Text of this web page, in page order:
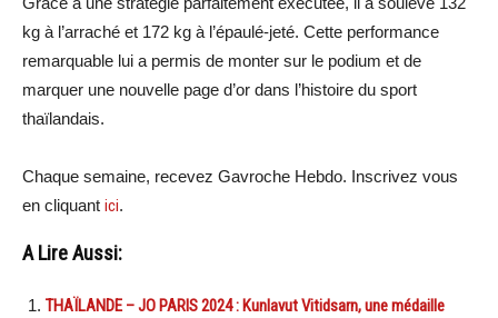
kg à l’arraché et 172 kg à l’épaulé-jeté. Cette performance
remarquable lui a permis de monter sur le podium et de
marquer une nouvelle page d’or dans l’histoire du sport
thaïlandais.
Chaque semaine, recevez Gavroche Hebdo. Inscrivez vous
en cliquant ici.
A Lire Aussi:
THAÏLANDE – JO PARIS 2024 : Kunlavut Vitidsarn, une médaille